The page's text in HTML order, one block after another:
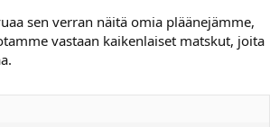
sen verran näitä omia pläänejämme,
vastaan kaikenlaiset matskut, joita